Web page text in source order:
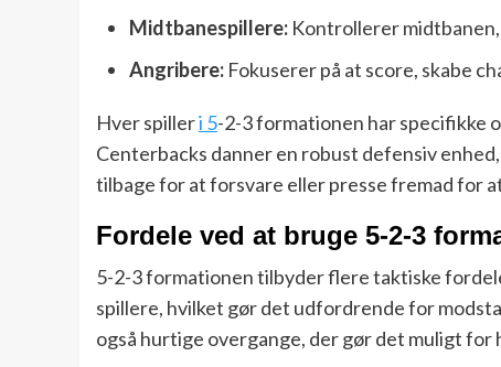
Midtbanespillere: Kontrollerer
Angribere: Fokuserer på at score, skabe
Hver spilleri 5-2-3 formationen har specifikke
Centerbacks danner en robust defensiv
tilbage for at forsvare eller presse fremad for
Fordele ved at bruge 5-2-3
5-2-3 formationen tilbyder flere taktiske
spillere, hvilket gør det udfordrende for
også hurtige overgange, der gør det muligt